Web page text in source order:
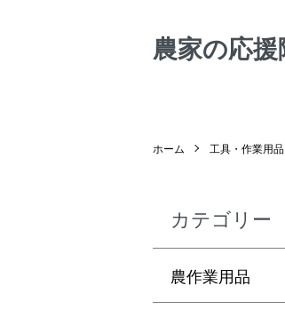
農家の応
ホーム 工具・作業用品
カテゴリー
農作業用品